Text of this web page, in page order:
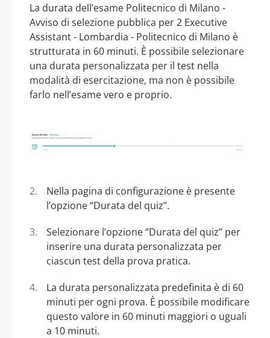
La durata dell’esame Politecnico di Milano -
Avviso di selezione pubblica per 2 Executive
Assistant - Lombardia - Politecnico di Milano è
strutturata in 60 minuti. È possibile selezionare
una durata personalizzata per il test nella
modalità di esercitazione, ma non è possibile
farlo nell’esame vero e proprio.
Nella pagina di configurazione è presente
l’opzione “Durata del quiz”.
Selezionare l’opzione “Durata del quiz” per
inserire una durata personalizzata per
ciascun test della prova pratica.
La durata personalizzata predefinita è di 60
minuti per ogni prova. È possibile modificare
questo valore in 60 minuti maggiori o uguali
a 10 minuti.